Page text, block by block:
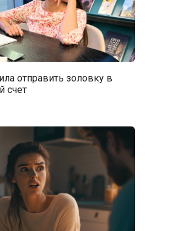
отправить золовку в
счет